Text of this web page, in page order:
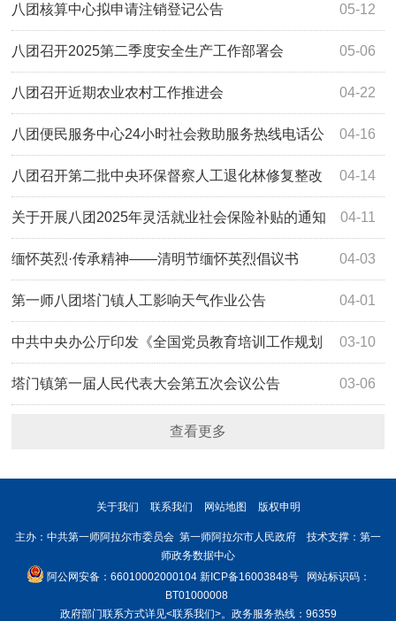
05-12
八团核算中心拟申请注销登记公告
05-06
八团召开2025第二季度安全生产工作部署会
04-22
八团召开近期农业农村工作推进会
04-16
八团便民服务中心24小时社会救助服务热线电话公
布 04-14
八团召开第二批中央环保督察人工退化林修复整改
推进会 04-11
关于开展八团2025年灵活就业社会保险补贴的通知
04-03
缅怀英烈·传承精神——清明节缅怀英烈倡议书
04-01
第一师八团塔门镇人工影响天气作业公告
03-10
中共中央办公厅印发《全国党员教育培训工作规划
（2024－2028年）》 03-06
塔门镇第一届人民代表大会第五次会议公告
查看更多
关于我们 联系我们 网站地图 版权申明
主办：中共第一师阿拉尔市委员会 第一师阿拉尔市人民政府 技术支撑：第一
师政务数据中心
阿公网安备：66010002000104 新ICP备16003848号网站标识码：
BT01000008
政府部门联系方式详见<联系我们>。政务服务热线：96359